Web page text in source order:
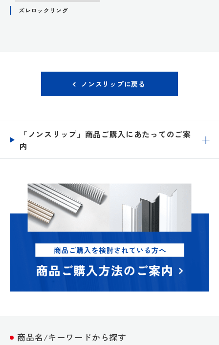
ズレロックリング
ノンスリップに戻る
「ノンスリップ」商品ご購入にあたってのご案
内
商品名/キーワードから探す